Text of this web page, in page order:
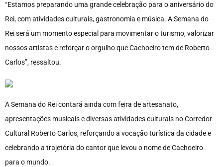
“Estamos preparando uma grande celebração para o aniversário do
Rei, com atividades culturais, gastronomia e música. A Semana do
Rei será um momento especial para movimentar o turismo, valorizar
nossos artistas e reforçar o orgulho que Cachoeiro tem de Roberto
Carlos”, ressaltou.
A Semana do Rei contará ainda com feira de artesanato,
apresentações musicais e diversas atividades culturais no Corredor
Cultural Roberto Carlos, reforçando a vocação turística da cidade e
celebrando a trajetória do cantor que levou o nome de Cachoeiro
para o mundo.